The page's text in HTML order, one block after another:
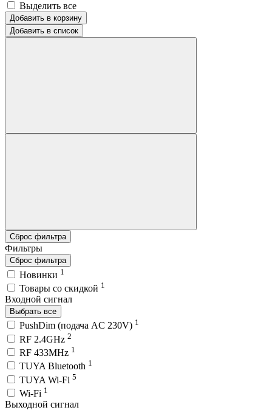
Выделить все
Добавить в корзину
Добавить в список
Сброс фильтра
Фильтры
Сброс фильтра
Новинки 1
Товары со скидкой 1
Входной сигнал
Выбрать все
PushDim (подача AC 230V) 1
RF 2.4GHz 2
RF 433MHz 1
TUYA Bluetooth 1
TUYA Wi-Fi 5
Wi-Fi 1
Выходной сигнал